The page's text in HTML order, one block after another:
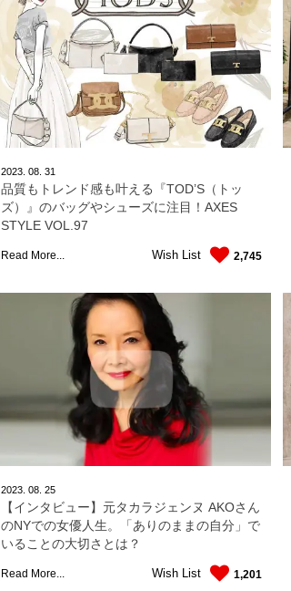
2023. 08. 31
品質もトレンド感も叶える『TOD’S（トッ
ズ）』のバッグやシューズに注目！AXES
STYLE VOL.97
Read More... 2,745
Wish List
2023. 08. 25
【インタビュー】元タカラジェンヌ AKOさん
のNYでの女優人生。「ありのままの自分」で
いることの大切さとは？
Read More... 1,201
Wish List